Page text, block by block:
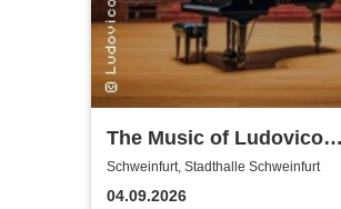
The Music of Ludovico
Einaudi: Tribute-
Klavierkonzert - Ludovico
Schweinfurt, Stadthalle Schweinfurt
04.09.2026